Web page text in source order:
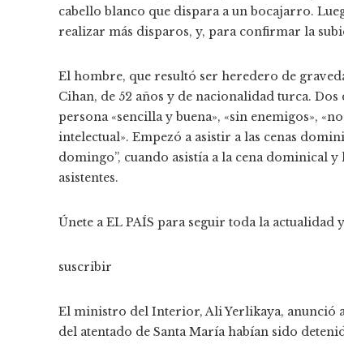
cabello blanco que dispara a un bocajarro.
realizar más disparos, y, para confirmar la
El hombre, que resultó ser heredero de
Cihan, de 52 años y de nacionalidad turca.
persona «sencilla y buena», «sin enemigos»,
intelectual». Empezó a asistir a las cenas
domingo”, cuando asistía a la cena dominical
asistentes.
Únete a EL PAÍS para seguir toda la actualidad
suscribir
El ministro del Interior, Ali Yerlikaya, anunció
del atentado de Santa María habían sido